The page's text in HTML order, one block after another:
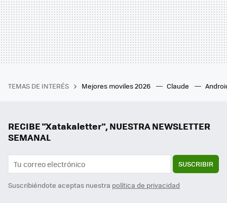
TEMAS DE INTERÉS Mejores moviles 2026 Claude
RECIBE "Xatakaletter", NUESTRA NEWSLETTER
SEMANAL
SUSCRIBIR
Suscribiéndote aceptas nuestra política de privacidad